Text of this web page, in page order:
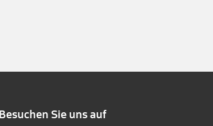
Besuchen Sie uns auf